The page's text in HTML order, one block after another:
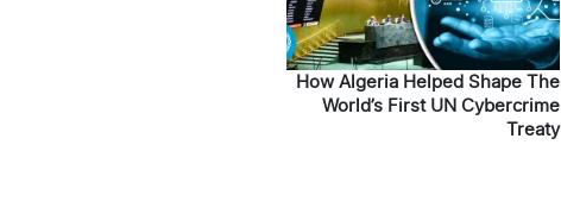
How Algeria Helped Shape The
World’s First UN Cybercrime
Treaty